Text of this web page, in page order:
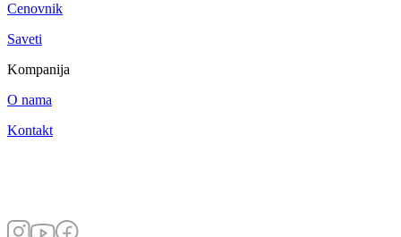
Cenovnik
Saveti
Kompanija
O nama
Kontakt